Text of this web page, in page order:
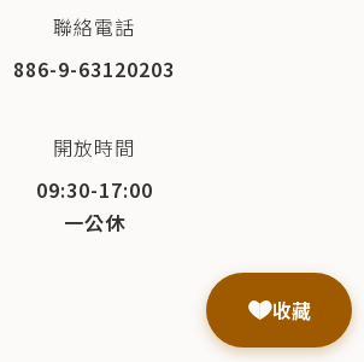
聯絡電話
886-9-63120203
開放時間
09:30-17:00
一公休
收藏